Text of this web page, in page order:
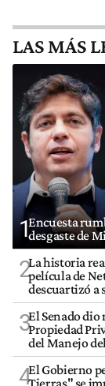
LAS MÁS
1Encuesta
desgaste de
2La historia
película de
descuartizó a
3El Senado
Propiedad
del Manejo
4El Gobierno
Tierras" se